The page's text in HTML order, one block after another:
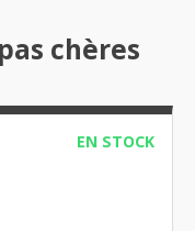
chères
EN STOCK